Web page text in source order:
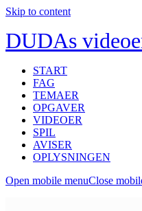
Skip to content
DUDAs
START
FAG
TEMAER
OPGAVER
VIDEOER
SPIL
AVISER
OPLYSNINGEN
Open mobile menuClose